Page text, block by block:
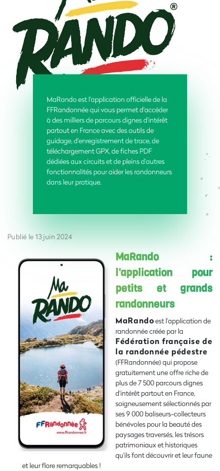
MaRando est l'application officielle de la
FFRandonnée qui vous permet d'accéder
à des milliers de parcours dignes d'intérêt
partout en France avec des outils de
guidage, d'enregistrement de trace, de
téléchargement GPX, de fiches PDF
dédiées aux circuits et de pleins d'autres
fonctionnalités pour aider les randonneurs
dans leur pratique.
Publié le 13 juin 2024
MaRando :
l'application pour
petits et grands
randonneurs
MaRandoest l'application de
randonnée créée par la
Fédération française de
la randonnée pédestre
(FFRandonnée) qui propose
gratuitement une offre riche de
plus de 7 500 parcours dignes
d'intérêt partout en France,
soigneusement sélectionnés par
ses 9 000 baliseurs-collecteurs
bénévoles pour la beauté des
paysages traversés, les trésors
patrimoniaux et historiques
qu'ils font découvrir et leur faune
et leur flore remarquables !